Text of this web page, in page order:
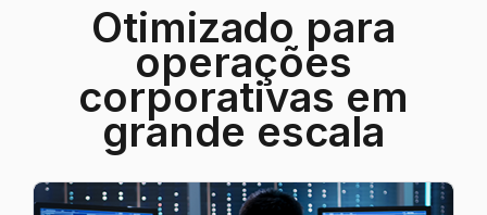
Otimizado para
operações
corporativas em
grande escala